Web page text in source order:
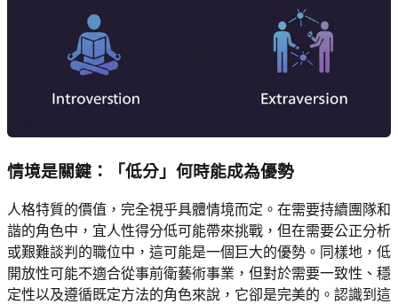
情境是關鍵：「低分」何時能成為優勢
人格特質的價值，完全視乎具體情境而定。在需要持續團隊和
諧的角色中，宜人性得分低可能帶來挑戰，但在需要公正分析
或艱難談判的職位中，這可能是一個巨大的優勢。同樣地，低
開放性可能不適合從事前衛藝術事業，但對於需要一致性、穩
定性以及遵循既定方法的角色來說，它卻是完美的。認識到這